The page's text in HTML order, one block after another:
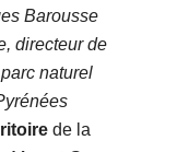
Barousse
directeur de
naturel
de la